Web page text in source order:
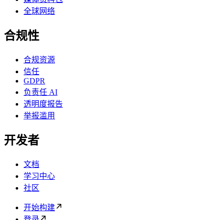
全球网络
合规性
合规资源
信任
GDPR
负责任 AI
透明度报告
举报滥用
开发者
文档
学习中心
社区
开始构建